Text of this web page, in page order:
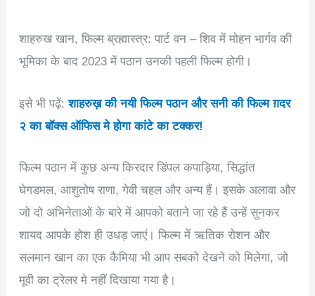
शाहरुख खान, फिल्म ब्रह्मास्त्र: पार्ट वन – शिव में मोहन भार्गव की
भूमिका के बाद 2023 में पठान उनकी पहली फिल्म होगी।
इसे भी पढ़ें:शाहरुख़ की नयी फिल्म पठान और सनी की फिल्म ग़दर
२ का बॉक्स ऑफिस मे होगा कांटे का टक्कर!
फिल्म पठान में कुछ अन्य किरदार डिंपल कपाड़िया, सिद्धांत
घेगडमल, आशुतोष राणा, गेवी चहल और अन्य हैं। इसके अलावा और
जो दो अभिनेताओं के बारे में आपको बताने जा रहे हैं उन्हें सुनकर
शायद आपके होश ही उधड़ जाएं। फिल्म में ऋतिक रोशन और
सलमान खान का एक कैमिया भी आप सबको देखने को मिलेगा, जो
मूवी का ट्रेलर मे नहीं दिखाया गया है।